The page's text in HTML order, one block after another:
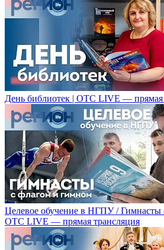
День библиотек | ОТС LIVE — прямая
Целевое обучение в НГПУ / Гимнасты
ОТС LIVE — прямая трансляция